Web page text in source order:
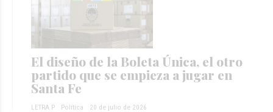
El diseño de la Boleta Única, el otro
partido que se empieza a jugar en
Santa Fe
LETRA P Política 20 de julio de 2026